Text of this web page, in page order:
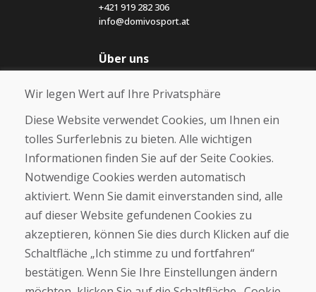
+421 919 282 306
info@domivosport.at
Über uns
Über uns
Kontakt
Kaufen
E-Shop
Geschäftsbedingungen
Zahlung
Beschwerde
Rückgabe und Umtausch von Waren
Cookies
Wir legen Wert auf Ihre Privatsphäre
Diese Website verwendet Cookies, um Ihnen ein
tolles Surferlebnis zu bieten. Alle wichtigen
Informationen finden Sie auf der Seite Cookies.
Notwendige Cookies werden automatisch
aktiviert. Wenn Sie damit einverstanden sind, alle
auf dieser Website gefundenen Cookies zu
akzeptieren, können Sie dies durch Klicken auf die
Schaltfläche „Ich stimme zu und fortfahren“
bestätigen. Wenn Sie Ihre Einstellungen ändern